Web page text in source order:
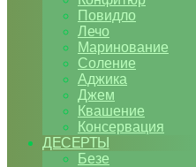
Повидло
Лечо
Маринование
Соление
Аджика
Джем
Квашение
Консервация
ДЕСЕРТЫ
Безе